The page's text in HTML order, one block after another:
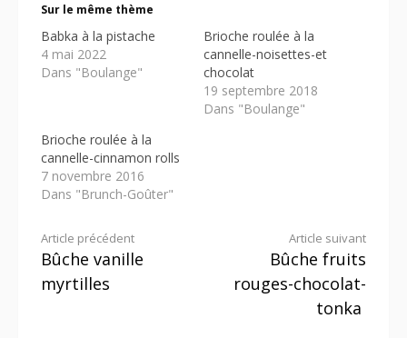
Sur le même thème
Babka à la pistache
4 mai 2022
Dans "Boulange"
Brioche roulée à la
cannelle-noisettes-et
chocolat
19 septembre 2018
Dans "Boulange"
Brioche roulée à la
cannelle-cinnamon rolls
7 novembre 2016
Dans "Brunch-Goûter"
Lire
la
Article précédent
Bûche vanille
myrtilles
Article suivant
Bûche fruits
rouges-chocolat-
tonka